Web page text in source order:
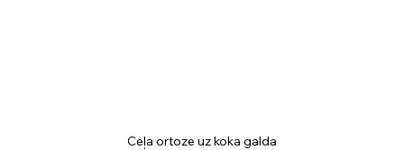
Ceļa ortoze uz koka galda